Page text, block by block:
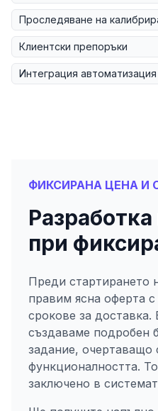
Проследяване на
Клиентски препоръки
Интеграция автоматизация
ФИКСИРАНА ЦЕНА И
при
Преди стартирането
правим ясна оферта
срокове за
създаваме подробен
задание, очертаващо
функционалността.
заключено в